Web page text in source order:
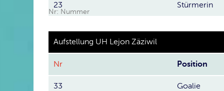
23 Stürmerin
Nr: Nummer
Aufstellung UH Lejon Zäziwil
Nr Position
33 Goalie